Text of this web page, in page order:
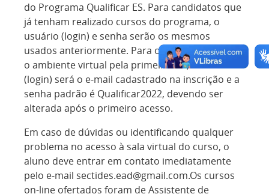
do Programa Qualificar ES. Para candidatos que
já tenham realizado cursos do programa, o
usuário (login) e senha serão os mesmos
usados anteriormente. Para os que vão acessar
o ambiente virtual pela primeira vez, o usuário
(login) será o e-mail cadastrado na inscrição e a
senha padrão é Qualificar2022, devendo ser
alterada após o primeiro acesso.
Em caso de dúvidas ou identificando qualquer
problema no acesso à sala virtual do curso, o
aluno deve entrar em contato imediatamente
pelo e-mail sectides.ead@gmail.com.Os cursos
on-line ofertados foram de Assistente de